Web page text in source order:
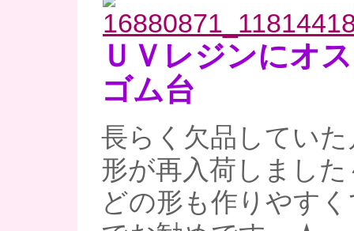
ＵＶレジンにオ
ゴム台
長らく欠品してい
形が再入荷しました
どの形も作りやす